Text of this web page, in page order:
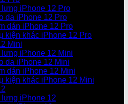
lưng iPhone 12 Pro
da iPhone 12 Pro
dán iPhone 12 Pro
kiện khác iPhone 12 Pro
Mini
lưng iPhone 12 Mini
da iPhone 12 Mini
dán iPhone 12 Mini
kiện khác iPhone 12 Mini
lưng iPhone 12